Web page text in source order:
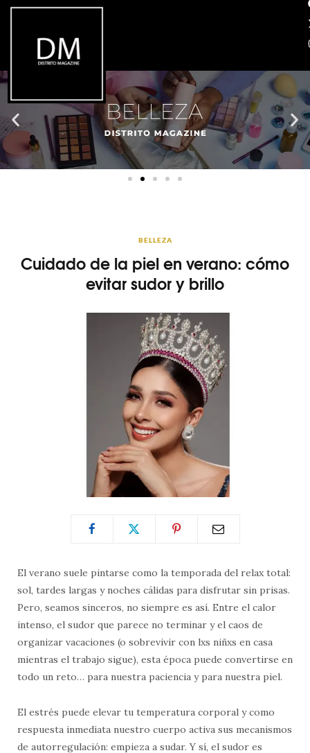
BELLEZA
Cuidado de la piel en verano: cómo
evitar sudor y brillo
El verano suele pintarse como la temporada del relax total:
sol, tardes largas y noches cálidas para disfrutar sin prisas.
Pero, seamos sinceros, no siempre es así. Entre el calor
intenso, el sudor que parece no terminar y el caos de
organizar vacaciones (o sobrevivir con lxs niñxs en casa
mientras el trabajo sigue), esta época puede convertirse en
todo un reto… para nuestra paciencia y para nuestra piel.
El estrés puede elevar tu temperatura corporal y como
respuesta inmediata nuestro cuerpo activa sus mecanismos
de autorregulación: empieza a sudar. Y sí, el sudor es